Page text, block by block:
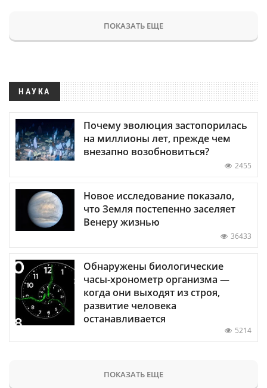
ПОКАЗАТЬ ЕЩЕ
НАУКА
Почему эволюция застопорилась
на миллионы лет, прежде чем
внезапно возобновиться?
2455
Новое исследование показало,
что Земля постепенно заселяет
Венеру жизнью
36433
Обнаружены биологические
часы-хронометр организма —
когда они выходят из строя,
развитие человека
останавливается
5214
ПОКАЗАТЬ ЕЩЕ